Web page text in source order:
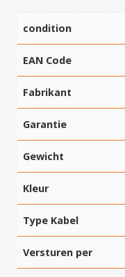
condition
EAN Code
Fabrikant
Garantie
Gewicht
Kleur
Type Kabel
Versturen per